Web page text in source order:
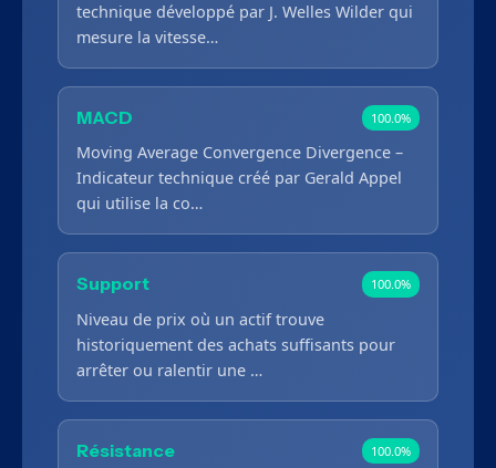
technique développé par J. Welles Wilder qui
mesure la vitesse…
MACD 100.0%
Moving Average Convergence Divergence –
Indicateur technique créé par Gerald Appel
qui utilise la co…
Support 100.0%
Niveau de prix où un actif trouve
historiquement des achats suffisants pour
arrêter ou ralentir une …
Résistance 100.0%